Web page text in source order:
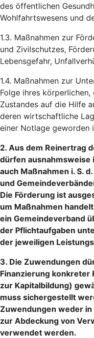
des öffentlichen
Wohlfahrtswesens und
1.3. Maßnahmen zur
und Zivilschutzes,
Lebensgefahr,
1.4. Maßnahmen zur
Folge ihres
Zustandes auf die Hilfe
deren wirtschaftliche
einer Notlage geworden
2. Aus dem Reinertrag
dürfen ausnahmsweise
auch Maßnahmen i. S.
und
Die Förderung ist
um Maßnahmen
ein Gemeindeverband
der Pflichtaufgaben
der jeweiligen
3. Die Zuwendungen
Finanzierung konkreter
zur Kapitalbildung)
muss sichergestellt
Zuwendungen weder
zur Abdeckung von
verwendet werden.